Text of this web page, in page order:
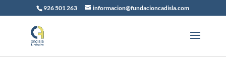
926 501 263 informacion@fundacioncadisla.com